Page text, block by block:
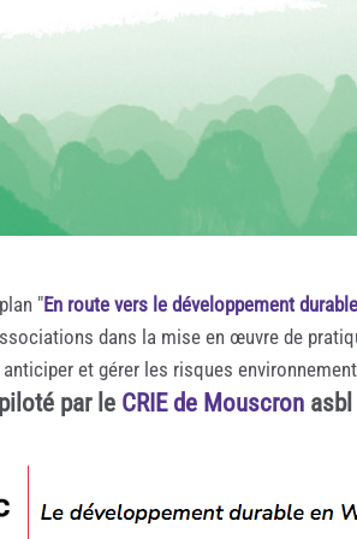
"En route vers le développement durable
dans la mise en œuvre de
et gérer les risques
par le CRIE de Mouscronasbl